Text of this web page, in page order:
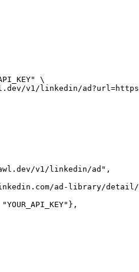
\
v1/linkedin/
v1/linkedin/ad",
ad-library/